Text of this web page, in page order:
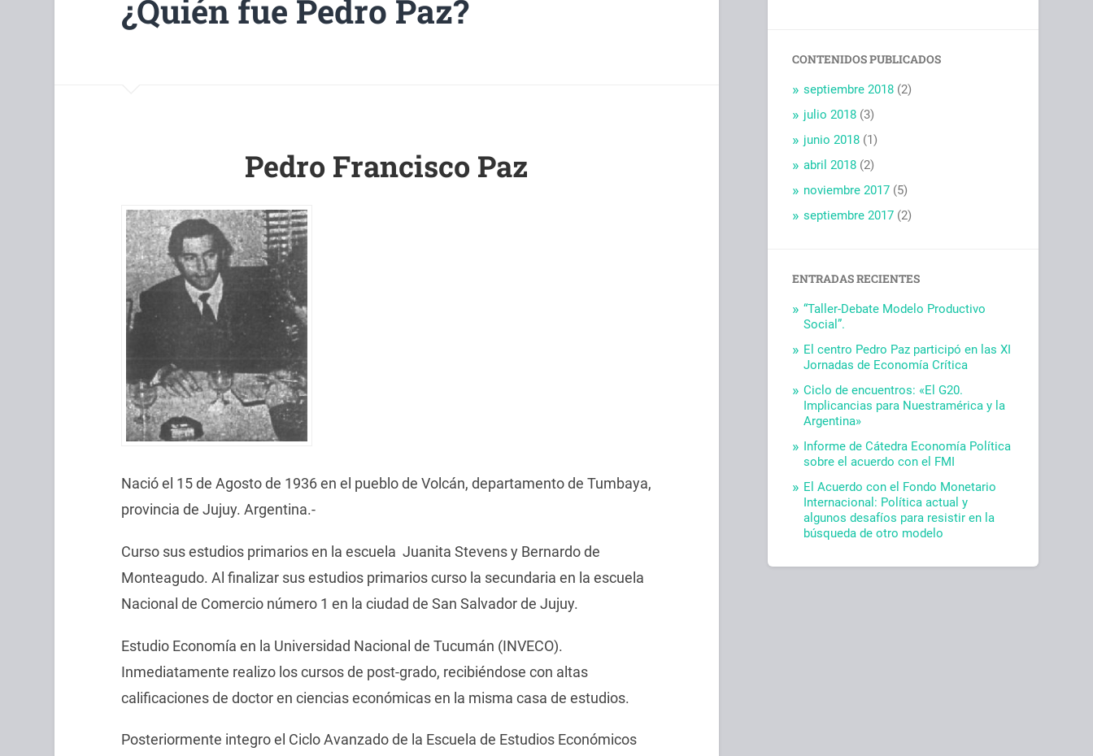
¿Quién fue Pedro Paz?
Pedro Francisco Paz
Nació el 15 de Agosto de 1936 en el pueblo de Volcán, departamento de Tumbaya,
provincia de Jujuy. Argentina.-
Curso sus estudios primarios en la escuela Juanita Stevens y Bernardo de
Monteagudo. Al finalizar sus estudios primarios curso la secundaria en la escuela
Nacional de Comercio número 1 en la ciudad de San Salvador de Jujuy.
Estudio Economía en la Universidad Nacional de Tucumán (INVECO).
Inmediatamente realizo los cursos de post-grado, recibiéndose con altas
calificaciones de doctor en ciencias económicas en la misma casa de estudios.
Posteriormente integro el Ciclo Avanzado de la Escuela de Estudios Económicos
CONTENIDOS PUBLICADOS
septiembre 2018 (2)
julio 2018 (3)
junio 2018 (1)
abril 2018 (2)
noviembre 2017 (5)
septiembre 2017 (2)
ENTRADAS RECIENTES
“Taller-Debate Modelo Productivo
Social”.
El centro Pedro Paz participó en las XI
Jornadas de Economía Crítica
Ciclo de encuentros: «El G20.
Implicancias para Nuestramérica y la
Argentina»
Informe de Cátedra Economía Política
sobre el acuerdo con el FMI
El Acuerdo con el Fondo Monetario
Internacional: Política actual y
algunos desafíos para resistir en la
búsqueda de otro modelo